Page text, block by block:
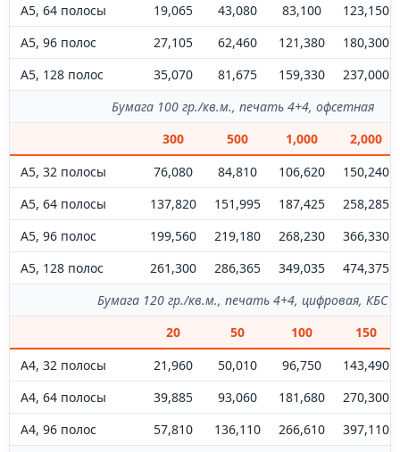
А5, 64 полосы
19,065 43,080 83,100
123,150
А5, 96 полос
27,105 62,460 121,380
180,300
А5, 128 полос
35,070 81,675 159,330
237,000
Бумага 100 гр./кв.м., печать 4+4, офсетная
300
500 1,000
2,000
А5, 32 полосы
76,080 84,810 106,620
150,240
А5, 64 полосы
137,820 151,995 187,425
258,285
А5, 96 полос
199,560 219,180 268,230
366,330
А5, 128 полос
261,300 286,365 349,035
474,375
Бумага 120 гр./кв.м., печать 4+4, цифровая, КБС
20
50 100
150
А4, 32 полосы
21,960 50,010 96,750
143,490
А4, 64 полосы
39,885 93,060 181,680
270,300
А4, 96 полос
57,810 136,110 266,610
397,110